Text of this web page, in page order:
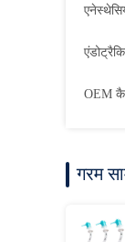
OEM
गरम